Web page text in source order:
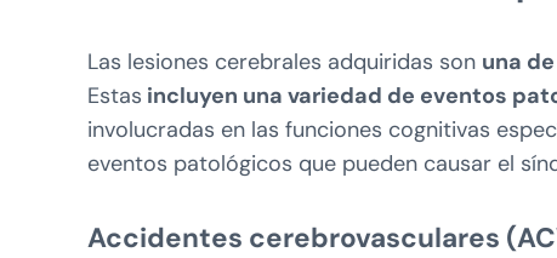
Las lesiones cerebrales adquiridas son una
Estas incluyen una variedad de eventos
involucradas en las funciones cognitivas
eventos patológicos que pueden causar el
Accidentes cerebrovasculares